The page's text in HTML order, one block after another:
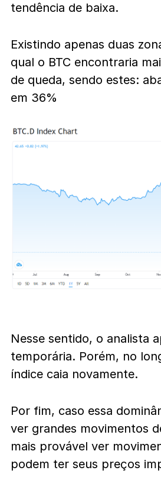
tendência de baixa.
Existindo apenas duas
qual o BTC encontraria
de queda, sendo estes:
em 36%
Nesse sentido, o analista
temporária. Porém, no
índice caia novamente.
Por fim, caso essa
ver grandes movimentos
mais provável ver
podem ter seus preços